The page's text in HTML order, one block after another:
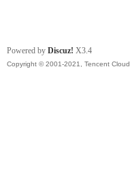
Powered by Discuz! X3.4
Copyright © 2001-2021, Tencent Cloud.